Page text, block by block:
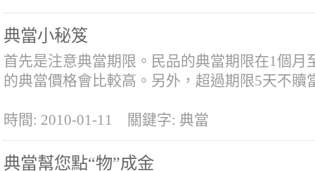
典當小秘笈
首先是注意典當期限。民品的典當期限在1個月
的典當價格會比較高。另外，超過期限5天不贖
時間: 2010-01-11 關鍵字: 典當
典當幫您點“物”成金